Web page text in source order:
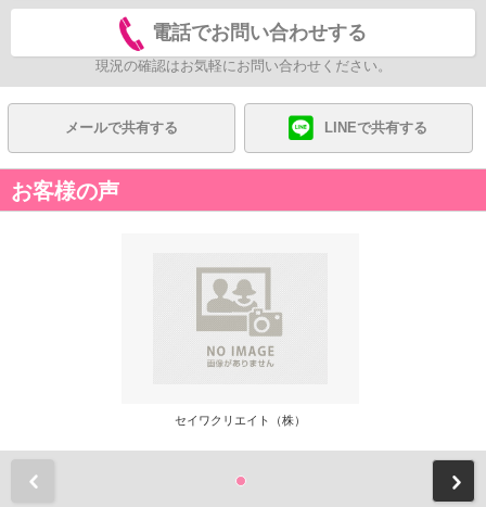
電話でお問い合わせする
現況の確認はお気軽にお問い合わせください。
メールで共有する LINEで共有する
お客様の声
セイワクリエイト（株）